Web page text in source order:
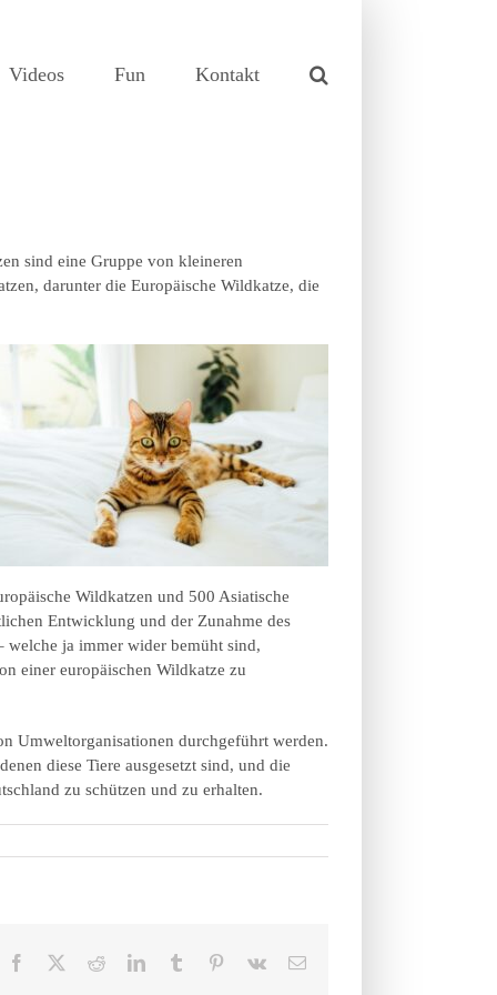
Videos Fun Kontakt
sind eine Gruppe von kleineren
darunter die Europäische Wildkatze, die
Wildkatzen und 500 Asiatische
Entwicklung und der Zunahme des
welche ja immer wider bemüht sind,
einer europäischen Wildkatze zu
Umweltorganisationen durchgeführt werden.
diese Tiere ausgesetzt sind, und die
zu schützen und zu erhalten.
Facebook RedditLinkedInTumblr Pinterest
Vk
E-